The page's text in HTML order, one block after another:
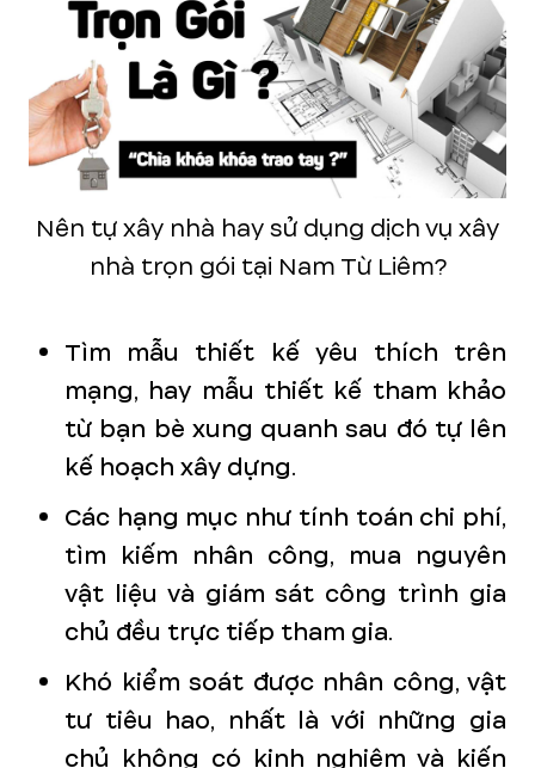
Nên tự xây nhà hay sử dụng dịch vụ xây
nhà trọn gói tại Nam Từ Liêm?
Tìm mẫu thiết kế yêu thích trên
mạng, hay mẫu thiết kế tham khảo
từ bạn bè xung quanh sau đó tự lên
kế hoạch xây dựng.
Các hạng mục như tính toán chi phí,
tìm kiếm nhân công, mua nguyên
vật liệu và giám sát công trình gia
chủ đều trực tiếp tham gia.
Khó kiểm soát được nhân công, vật
tư tiêu hao, nhất là với những gia
chủ không có kinh nghiệm và kiến